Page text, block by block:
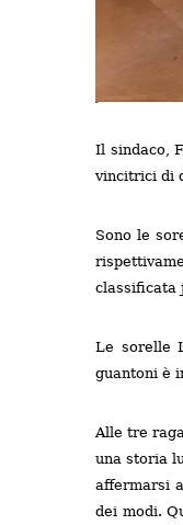
Il sindaco,
vincitrici di
Sono le
classificata
Le sorelle
guantoni è
Alle tre
una storia
affermarsi
dei modi.